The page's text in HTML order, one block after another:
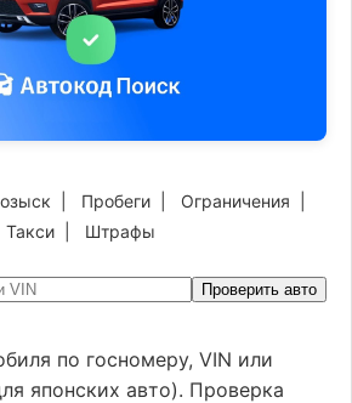
Пробеги Ограничения
Такси| Штрафы
Проверить авто
по госномеру, VIN или
японских авто). Проверка